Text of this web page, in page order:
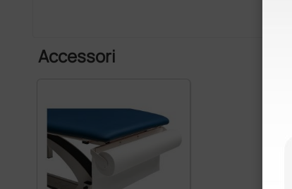
Accessori